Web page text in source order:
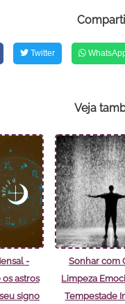
Twitter
Veja
-
astros
signo
Sonhar com
Limpeza
Tempestade